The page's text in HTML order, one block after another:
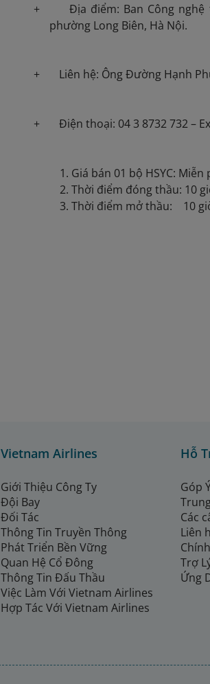
+ Địa điểm: Ban Công nghệ
phường Long Biên, Hà Nội.
+ Liên hệ: Ông Đường Hạnh
+ Điện thoại: 04 3 8732 732 –
Giá bán 01 bộ HSYC: Miễn
Thời điểm đóng thầu: 10
Thời điểm mở thầu: 10
Vietnam Airlines
Giới Thiệu Công Ty
Đội Bay
Đối Tác
Thông Tin Truyền Thông
Phát Triển Bền Vững
Quan Hệ Cổ Đông
Thông Tin Đấu Thầu
Việc Làm Với Vietnam Airlines
Hợp Tác Với Vietnam Airlines
Hỗ
Góp
Các
Liên
Trợ
Ứng